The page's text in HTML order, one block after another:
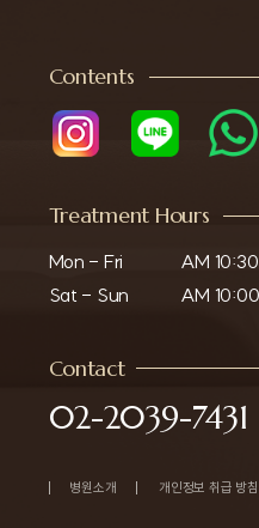
Contents
Treatment Hours
Mon - Fri
Sat - Sun
AM
AM
Contact
02-2039-7431
병원소개 개인정보 취급 방침